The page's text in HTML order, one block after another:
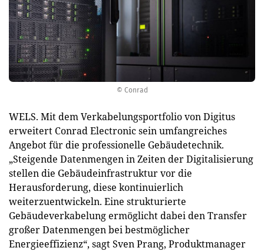
© Conrad
WELS. Mit dem Verkabelungsportfolio von Digitus
erweitert Conrad Electronic sein umfangreiches
Angebot für die professionelle Gebäudetechnik.
„Steigende Datenmengen in Zeiten der Digitalisierung
stellen die Gebäudeinfrastruktur vor die
Herausforderung, diese kontinuierlich
weiterzuentwickeln. Eine strukturierte
Gebäudeverkabelung ermöglicht dabei den Transfer
großer Datenmengen bei bestmöglicher
Energieeffizienz“, sagt Sven Prang, Produktmanager